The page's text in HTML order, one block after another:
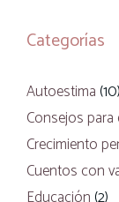
Categorías
Autoestima (10)
Consejos
Crecimiento
Cuentos con